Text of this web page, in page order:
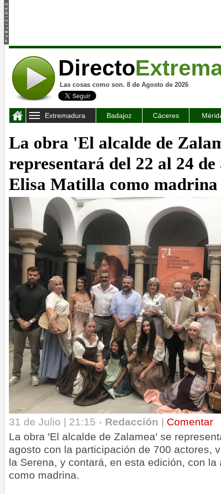
Directo
Las cosas como son. 8 de Agosto de 2026
Extremadura Badajoz Cáceres
La obra 'El alcalde de
representará del 22 al 24 de
Elisa Matilla como madrina
31 de Julio | 21:15 - Redacción | Comentar
La obra 'El alcalde de Zalamea' se
agosto con la participación de 700 actores,
la Serena, y contará, en esta edición, con la
como madrina.